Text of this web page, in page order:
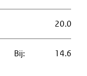
20.000
Bij: 14.658